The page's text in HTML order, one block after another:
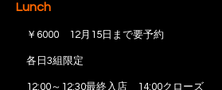
Lunch
￥6000 12月15日まで要予約
各日3組限定
12:00～12:30最終入店 14:00クローズ